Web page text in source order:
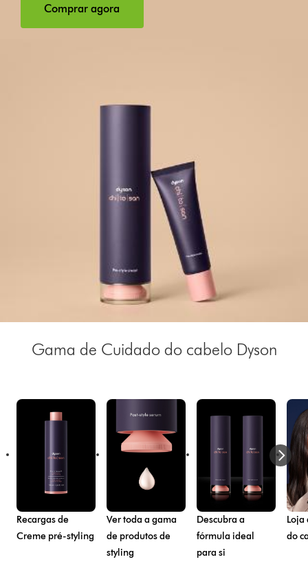
Comprar agora
Gama de Cuidado do cabelo Dyson
Recargas de
Creme pré-styling
Ver toda a gama
de produtos de
styling
Descubra a
fórmula ideal
para si
Loja
do